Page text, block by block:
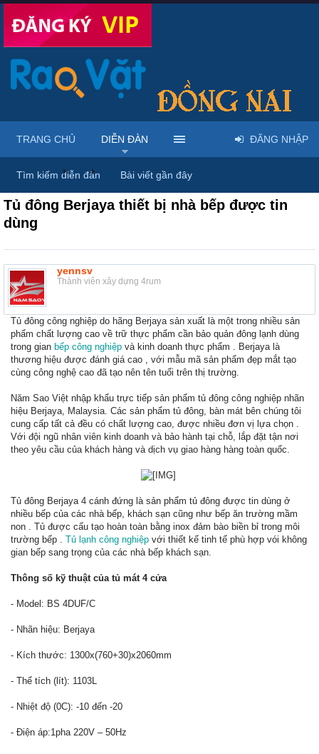
Diễn đàn ... Mua bán & sửa điện máy, điện gia dụng
Tủ đông Berjaya thiết bị nhà bếp được tin
dùng
yennsv
Thành viên xây dựng 4rum
Tủ đông công nghiệp do hãng Berjaya sản xuất là một trong nhiều sản
phẩm chất lượng cao về trữ thực phẩm cần bảo quản đông lạnh dùng
trong gian bếp công nghiệp và kinh doanh thực phẩm . Berjaya là
thương hiệu được đánh giá cao , với mẫu mã sản phẩm đẹp mắt tạo
cùng công nghệ cao đã tạo nên tên tuổi trên thị trường.
Năm Sao Việt nhập khẩu trực tiếp sản phẩm tủ đông công nghiệp nhãn
hiệu Berjaya, Malaysia. Các sản phẩm tủ đông, bàn mát bên chúng tôi
cung cấp tất cả đều có chất lượng cao, được nhiều đơn vị lựa chọn .
Với đội ngũ nhân viên kinh doanh và bảo hành tại chỗ, lắp đặt tận nơi
theo yêu cầu của khách hàng và dịch vụ giao hàng hàng toàn quốc.
Tủ đông Berjaya 4 cánh đứng là sản phẩm tủ đông được tin dùng ở
nhiều bếp của các nhà bếp, khách sạn cũng như bếp ăn trường mầm
non . Tủ được cấu tạo hoàn toàn bằng inox đảm bào biền bỉ trong môi
trường bếp . Tủ lạnh công nghiệp với thiết kế tinh tế phù hợp vói không
gian bếp sang trọng của các nhà bếp khách sạn.
Thông số kỹ thuật của tủ mát 4 cửa
- Model: BS 4DUF/C
- Nhãn hiệu: Berjaya
- Kích thước: 1300x(760+30)x2060mm
- Thể tích (lít): 1103L
- Nhiệt độ (0C): -10 đến -20
- Điện áp:1pha 220V – 50Hz
TRANG CHỦ DIỄN ĐÀN
Tìm kiếm diễn đàn Bài viết gần đây
ĐĂNG NHẬP